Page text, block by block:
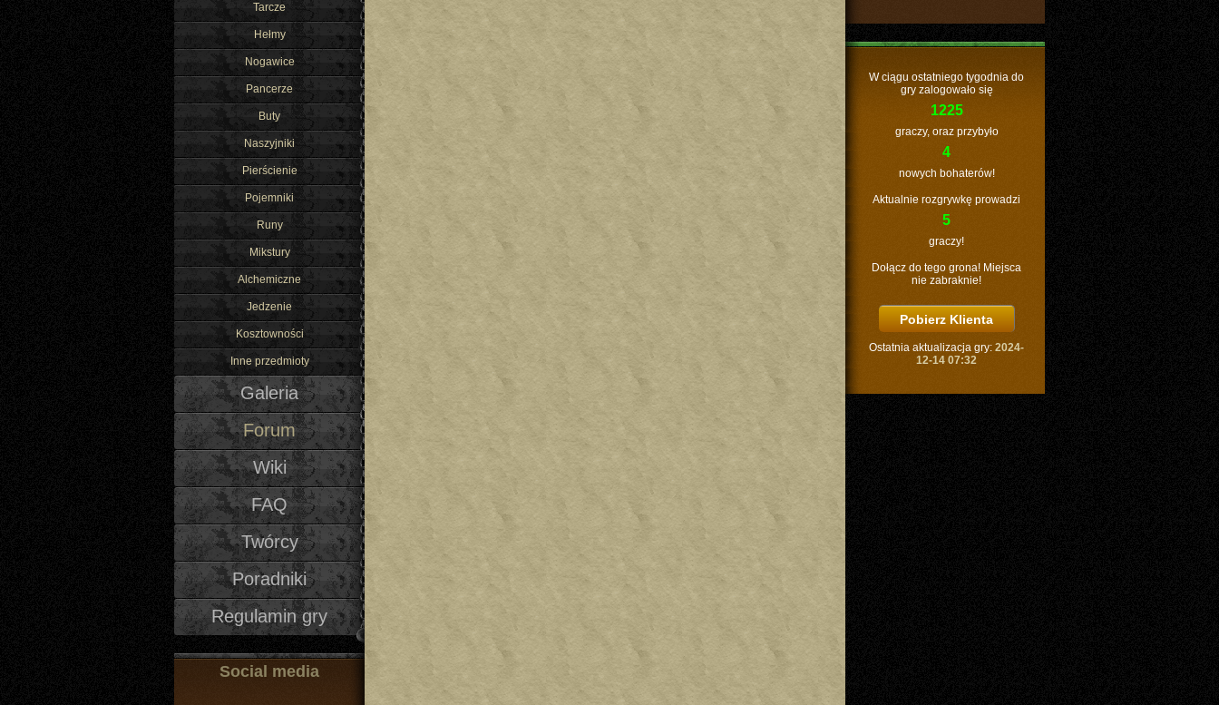
Tarcze
Hełmy
Nogawice
Pancerze
Buty
Naszyjniki
Pierścienie
Pojemniki
Runy
Mikstury
Alchemiczne
Jedzenie
Kosztowności
Inne przedmioty
Galeria
Forum
Wiki
FAQ
Twórcy
Poradniki
Regulamin gry
Social media
W ciągu ostatniego tygodnia do
gry zalogowało się
1225
graczy, oraz przybyło
4
nowych bohaterów!
Aktualnie rozgrywkę prowadzi
5
graczy!
Dołącz do tego grona! Miejsca
nie zabraknie!
Ostatnia aktualizacja gry: 2024-
12-14 07:32